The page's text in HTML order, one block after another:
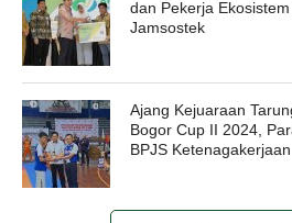
dan Pekerja
Jamsostek
Ajang Kejuaraan
Bogor Cup II 2024,
BPJS Ketenagakerjaan